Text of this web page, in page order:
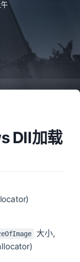
Dll加载
大小,